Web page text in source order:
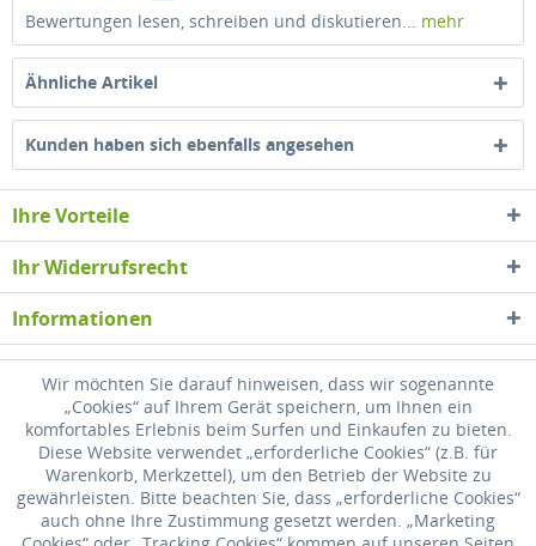
Bewertungen lesen, schreiben und diskutieren... mehr
Ähnliche Artikel
Kunden haben sich ebenfalls angesehen
Ihre Vorteile
Ihr Widerrufsrecht
Informationen
* Alle Preise inkl. gesetzl. Mehrwertsteuer zzgl.Versandkosten, wenn nicht
anders beschrieben
Widerrufsrecht Versandkosten Datenschutz
Zahlung
Wir möchten Sie darauf hinweisen, dass wir sogenannte
„Cookies“ auf Ihrem Gerät speichern, um Ihnen ein
komfortables Erlebnis beim Surfen und Einkaufen zu bieten.
Diese Website verwendet „erforderliche Cookies“ (z.B. für
Warenkorb, Merkzettel), um den Betrieb der Website zu
gewährleisten. Bitte beachten Sie, dass „erforderliche Cookies“
auch ohne Ihre Zustimmung gesetzt werden. „Marketing